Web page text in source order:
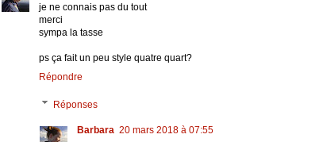
je ne connais pas du tout
merci
sympa la tasse
ps ça fait un peu style quatre quart?
Répondre
Réponses
Barbara 20 mars 2018 à 07:55